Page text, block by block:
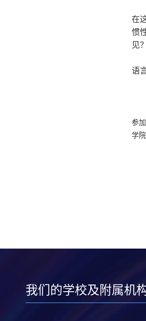
在
惯
见
语
参
学
我们的学校及附属机